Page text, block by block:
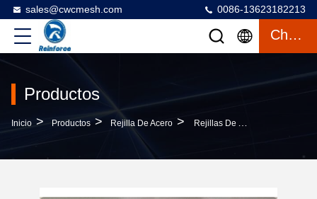
sales@cwcmesh.com 0086-13623182213
Charlar
Productos
Inicio > Productos > Rejilla De Acero > Rejillas De Aluminio O Acero Galvanizado De 1,2 M De Ancho Para Suelo De Pasarela